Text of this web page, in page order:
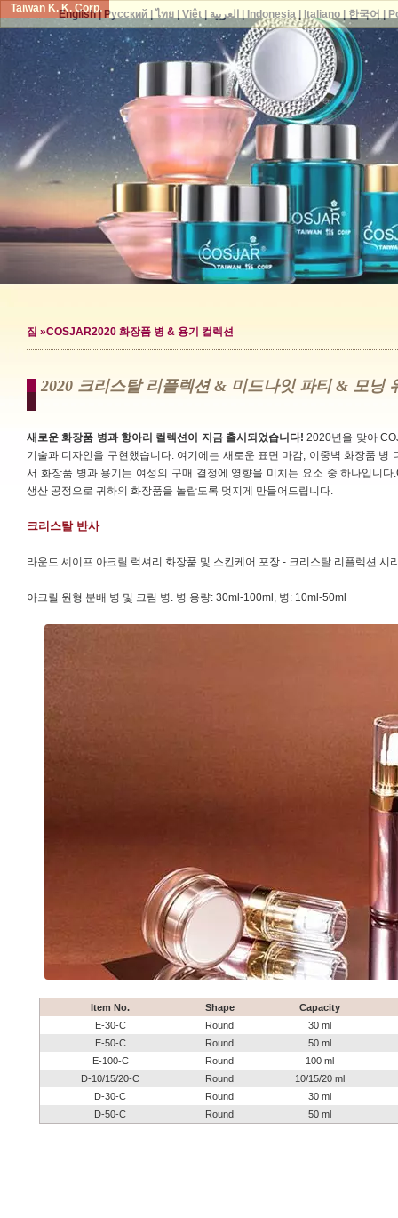
Taiwan K. K. Corp.
집 »COSJAR2020 화장품 병 & 용기 컬렉션
2020 크리스탈 리플렉션 & 미드나잇 파티 & 모닝
새로운 화장품 병과 항아리 컬렉션이 지금 출시되었습니다! 2020년을 맞아
기술과 디자인을 구현했습니다. 여기에는 새로운 표면 마감, 이중벽 화장품 병
서 화장품 병과 용기는 여성의 구매 결정에 영향을 미치는 요소 중 하나입니
생산 공정으로 귀하의 화장품을 놀랍도록 멋지게 만들어드립니다.
크리스탈 반사
라운드 셰이프 아크릴 럭셔리 화장품 및 스킨케어 포장 - 크리스탈 리플렉션 시
아크릴 원형 분배 병 및 크림 병. 병 용량: 30ml-100ml, 병: 10ml-50ml
Item No. Shape
Capacity
E-30-C
Round
30 ml
E-50-C
Round
50 ml
E-100-C
Round
100 ml
D-10/15/20-C
Round
10/15/20 ml
D-30-C
Round
30 ml
D-50-C
Round 50 ml
English| Русский| ไทย| Việt| العربية Indonesia| Italiano| 한국어